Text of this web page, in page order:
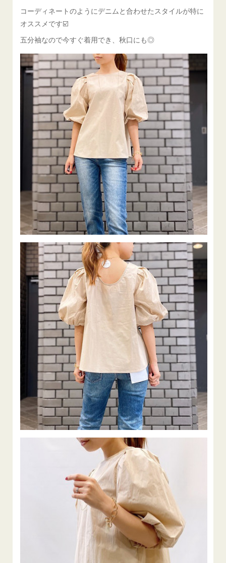
コーディネートのようにデニムと合わせたスタイルが特に
オススメです☑️
五分袖なので今すぐ着用でき、秋口にも◎